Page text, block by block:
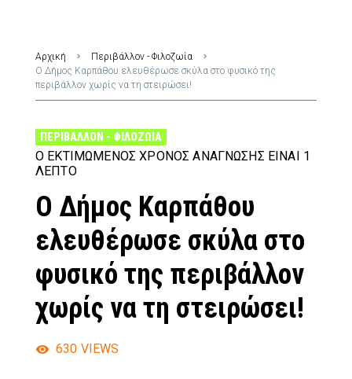
Αρχική
Περιβάλλον - Φιλοζωία
Ο Δήμος Καρπάθου ελευθέρωσε σκύλα στο φυσικό της
περιβάλλον χωρίς να τη στειρώσει!
ΠΕΡΙΒΆΛΛΟΝ - ΦΙΛΟΖΩΊΑ
Ο ΕΚΤΙΜΏΜΕΝΟΣ ΧΡΌΝΟΣ ΑΝΆΓΝΩΣΗΣ ΕΊΝΑΙ 1
ΛΕΠΤΌ
Ο Δήμος Καρπάθου
ελευθέρωσε σκύλα στο
φυσικό της περιβάλλον
χωρίς να τη στειρώσει!
630 VIEWS